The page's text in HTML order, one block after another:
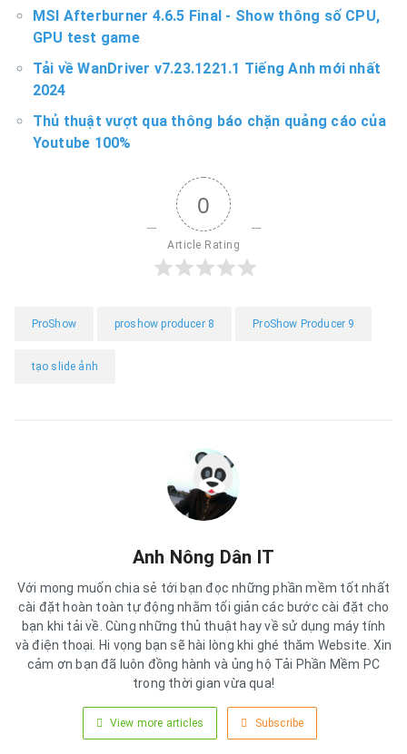
MSI Afterburner 4.6.5 Final - Show thông số CPU,
GPU test game
Tải về WanDriver v7.23.1221.1 Tiếng Anh mới nhất
2024
Thủ thuật vượt qua thông báo chặn quảng cáo của
Youtube 100%
0
Article Rating
ProShow proshow producer 8 ProShow Producer 9
tạo slide ảnh
Anh Nông Dân IT
Với mong muốn chia sẻ tới bạn đọc những phần mềm tốt nhất
cài đặt hoàn toàn tự động nhằm tối giản các bước cài đặt cho
bạn khi tải về. Cùng những thủ thuật hay về sử dụng máy tính
và điện thoại. Hi vọng bạn sẽ hài lòng khi ghé thăm Website. Xin
cảm ơn bạn đã luôn đồng hành và ủng hộ Tải Phần Mềm PC
trong thời gian vừa qua!
View more articles Subscribe